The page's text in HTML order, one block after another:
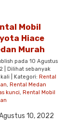
Mobil
Hiace
Murah
pada 10 Agustus
| Dilihat sebanyak
| Kategori: Rental
, Rental Medan
kunci, Rental Mobil
10, 2022